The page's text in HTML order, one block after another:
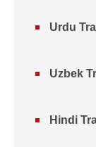
Urdu
Uzbek
Hindi